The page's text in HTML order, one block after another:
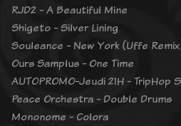
RJD2 - A Beautiful Mine
Shigeto - Silver Lining
Souleance - New York (Uffe
Ours Samplus - One Time
AUTOPROMO-Jeudi 21H - TripHop
Peace Orchestra - Double Drums
Mononome - Colora